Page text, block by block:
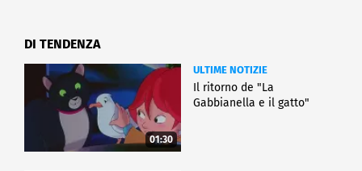
DI TENDENZA
01:30
ULTIME NOTIZIE
Il ritorno de "La
Gabbianella e il gatto"